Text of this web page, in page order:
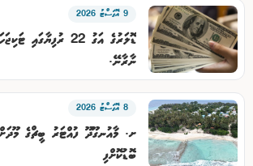
9 އޮގަސްޓު 2026
ޑޮލަރުގެ އަގު 22
ނާރާނޭ.
8 އޮގަސްޓު 2026
ށ. މާއުނގޫދޫ ފުއްޓަރު ބީޗްގެ
ބޮޑުކޮށްފި